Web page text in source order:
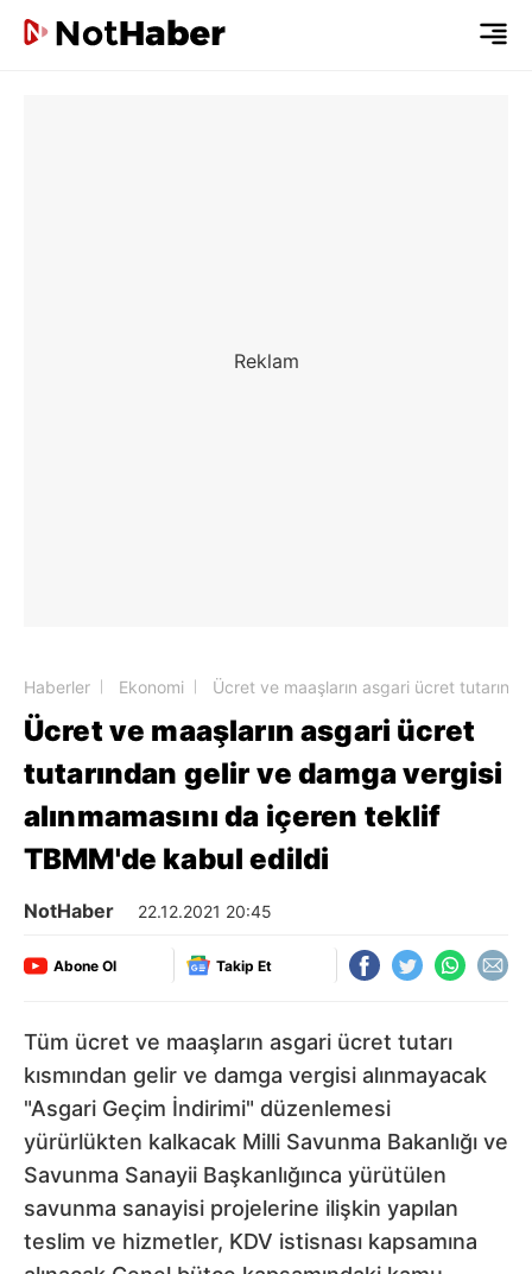
Haberler Ekonomi Ücret ve maaşların asgari ücret
Ücret ve maaşların asgari ücret
tutarından gelir ve damga vergisi
alınmamasını da içeren teklif
TBMM'de kabul edildi
NotHaber 22.12.2021 20:45
Abone Ol Takip Et
Tüm ücret ve maaşların asgari ücret tutarı
kısmından gelir ve damga vergisi alınmayacak
"Asgari Geçim İndirimi" düzenlemesi
yürürlükten kalkacak Milli Savunma Bakanlığı ve
Savunma Sanayii Başkanlığınca yürütülen
savunma sanayisi projelerine ilişkin yapılan
teslim ve hizmetler, KDV istisnası kapsamına